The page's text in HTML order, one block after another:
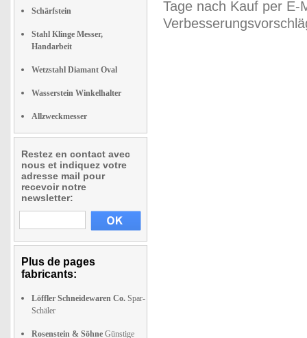
Schärfstein
Stahl Klinge Messer,
Handarbeit
Wetzstahl Diamant Oval
Wasserstein Winkelhalter
Allzweckmesser
Restez en contact avec
nous et indiquez votre
adresse mail pour
recevoir notre
newsletter:
Plus de pages
fabricants:
Löffler Schneidewaren Co. Spar-
Schäler
Rosenstein & Söhne Günstige
Tage nach Kauf per E-